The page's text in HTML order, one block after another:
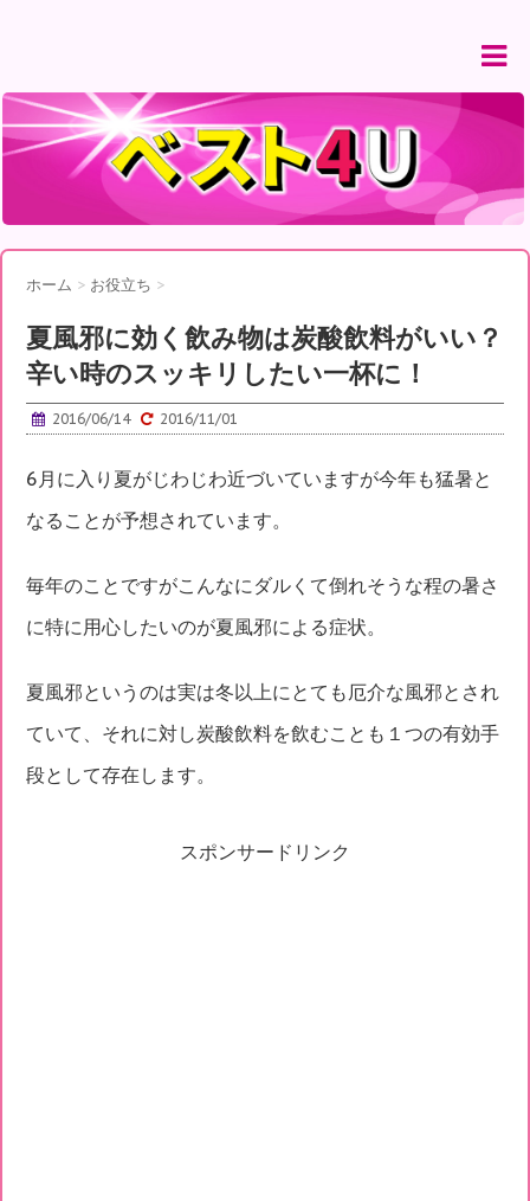
ホーム > お役立ち >
夏風邪に効く飲み物は炭酸飲料がいい？
辛い時のスッキリしたい一杯に！
2016/06/14 2016/11/01
6月に入り夏がじわじわ近づいていますが今年も猛暑と
なることが予想されています。
毎年のことですがこんなにダルくて倒れそうな程の暑さ
に特に用心したいのが夏風邪による症状。
夏風邪というのは実は冬以上にとても厄介な風邪とされ
ていて、それに対し炭酸飲料を飲むことも１つの有効手
段として存在します。
スポンサードリンク